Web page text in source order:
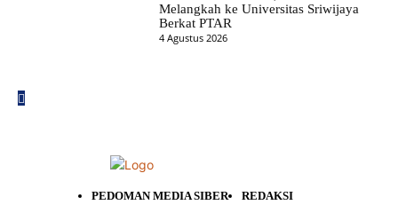
Melangkah ke Universitas Sriwijaya
Berkat PTAR
4 Agustus 2026
PEDOMAN MEDIA SIBER
REDAKSI